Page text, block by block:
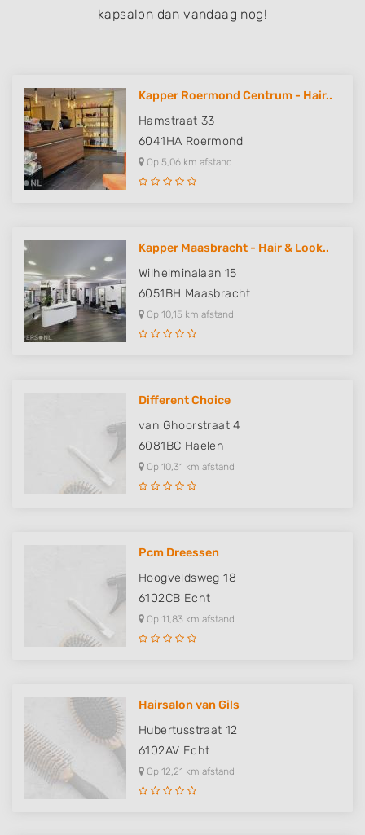
kapsalon dan vandaag nog!
Kapper Roermond Centrum - Hair..
Hamstraat 33
6041HA Roermond
Op 5,06 km afstand
Kapper Maasbracht - Hair & Look..
Wilhelminalaan 15
6051BH Maasbracht
Op 10,15 km afstand
Different Choice
van Ghoorstraat 4
6081BC Haelen
Op 10,31 km afstand
Pcm Dreessen
Hoogveldsweg 18
6102CB Echt
Op 11,83 km afstand
Hairsalon van Gils
Hubertusstraat 12
6102AV Echt
Op 12,21 km afstand